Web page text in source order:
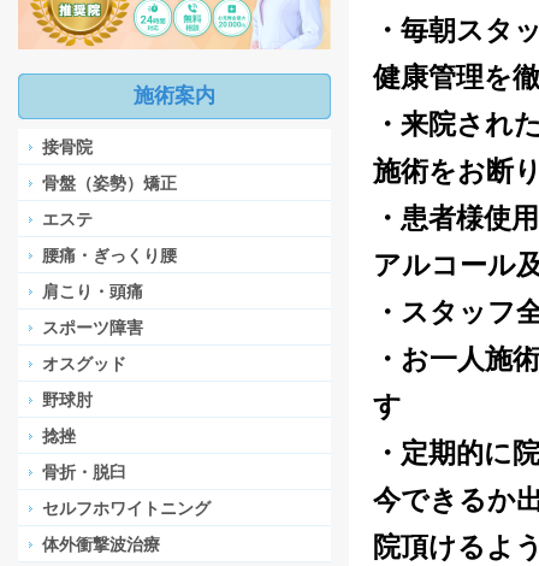
・毎朝スタ
健康管理を
・来院され
施術をお断
・患者様使
アルコール
・スタッフ
・お一人施
す
・定期的に
今できるか
院頂けるよ
施術案内
接骨院
骨盤（姿勢）矯正
エステ
腰痛・ぎっくり腰
肩こり・頭痛
スポーツ障害
オスグッド
野球肘
捻挫
骨折・脱臼
セルフホワイトニング
体外衝撃波治療